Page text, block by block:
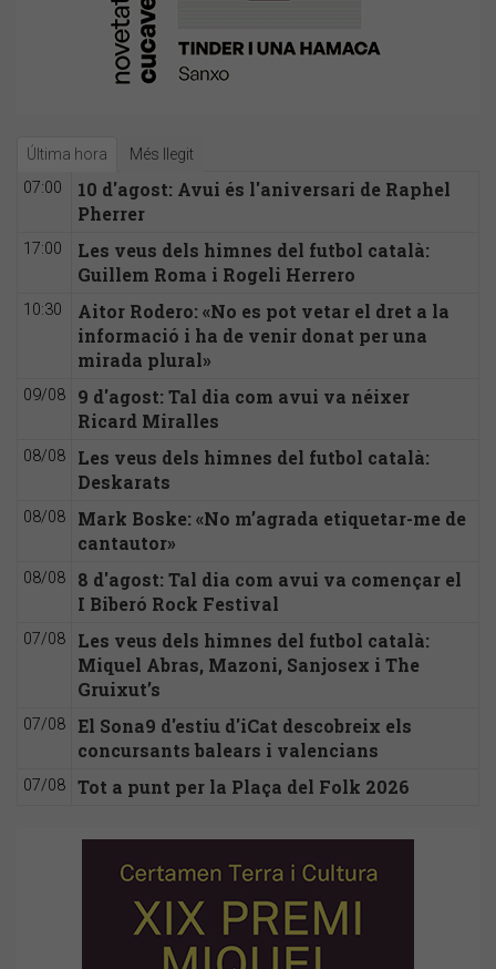
Última hora Més llegit
07:00
10 d'agost: Avui és l'aniversari de Raphel
Pherrer
17:00
Les veus dels himnes del futbol català:
Guillem Roma i Rogeli Herrero
10:30
Aitor Rodero: «No es pot vetar el dret a la
informació i ha de venir donat per una
mirada plural»
09/08
9 d'agost: Tal dia com avui va néixer
Ricard Miralles
08/08
Les veus dels himnes del futbol català:
Deskarats
08/08
Mark Boske: «No m’agrada etiquetar-me de
cantautor»
08/08
8 d'agost: Tal dia com avui va començar el
I Biberó Rock Festival
07/08
Les veus dels himnes del futbol català:
Miquel Abras, Mazoni, Sanjosex i The
Gruixut’s
07/08
El Sona9 d'estiu d'iCat descobreix els
concursants balears i valencians
07/08 Tot a punt per la Plaça del Folk 2026